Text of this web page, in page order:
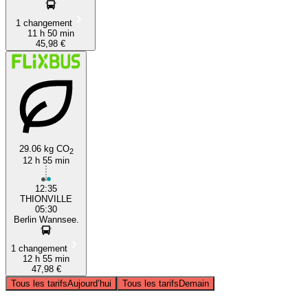
1 changement
11 h 50 min
45,98 €
29.06 kg CO2
12 h 55 min
12:35
THIONVILLE
05:30
Berlin Wannsee.
1 changement
12 h 55 min
47,98 €
Tous les tarifsAujourd’hui Tous les tarifsDemain